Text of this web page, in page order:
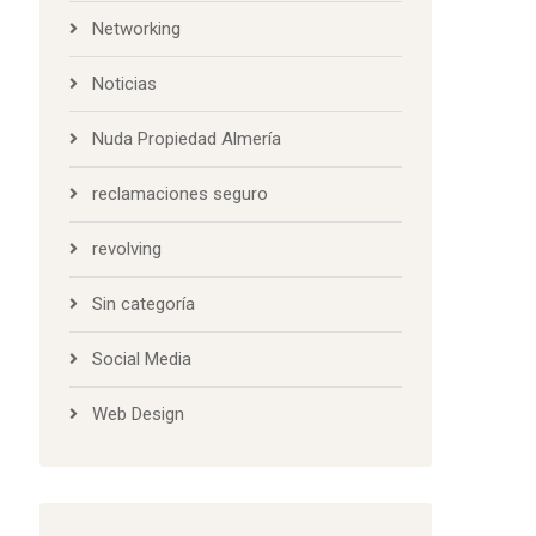
Networking
Noticias
Nuda Propiedad Almería
reclamaciones seguro
revolving
Sin categoría
Social Media
Web Design